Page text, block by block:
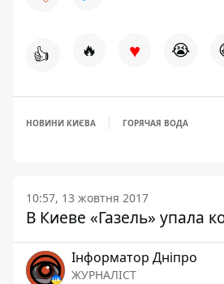
👍 🔥 ♥ 😭
НОВИНИ КИЄВА ГОРЯЧАЯ ВОДА
10:57, 13 жовтня 2017
В Киеве «Газель» упала
Інформатор Дніпро
ЖУРНАЛІСТ